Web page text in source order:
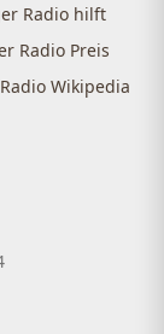
Radio hilft
Radio Preis
Wikipedia